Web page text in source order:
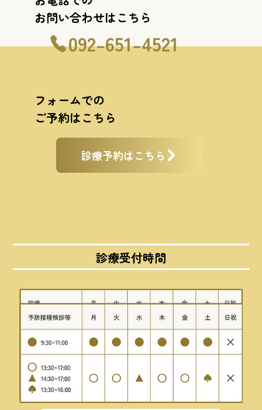
お問い合わせはこちら
092-651-4521
フォームでの
ご予約はこちら
診療予約はこちら
診療受付時間